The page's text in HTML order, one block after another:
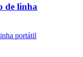
de linha